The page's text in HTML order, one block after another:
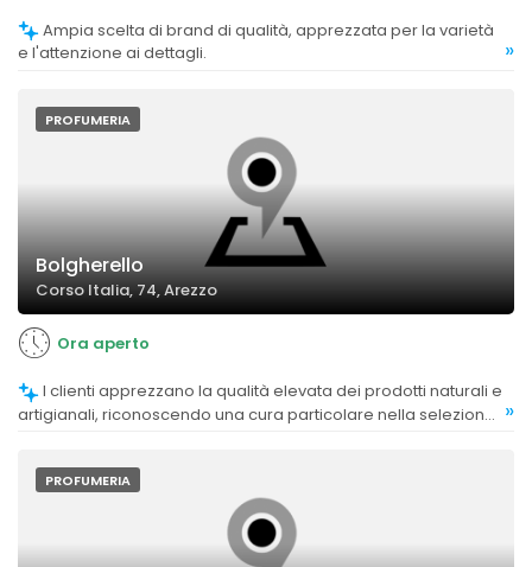
e l'attenzione ai dettagli.
»
PROFUMERIA
Bolgherello
Corso Italia, 74, Arezzo
Ora aperto
artigianali, riconoscendo una cura particolare nella selezione »
PROFUMERIA